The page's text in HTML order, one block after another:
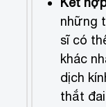
những
sĩ có
khác
dịch
thắt